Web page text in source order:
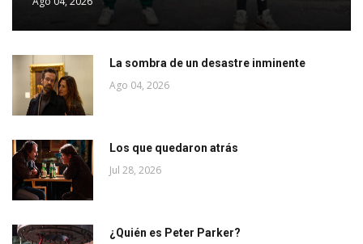
La sombra de un desastre inminente
Ago 04, 2026
Los que quedaron atrás
Jul 28, 2026
¿Quién es Peter Parker?